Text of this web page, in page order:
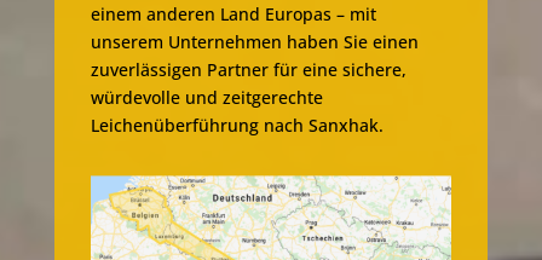
einem anderen Land Europas – mit
unserem Unternehmen haben Sie einen
zuverlässigen Partner für eine sichere,
würdevolle und zeitgerechte
Leichenüberführung nach Sanxhak.